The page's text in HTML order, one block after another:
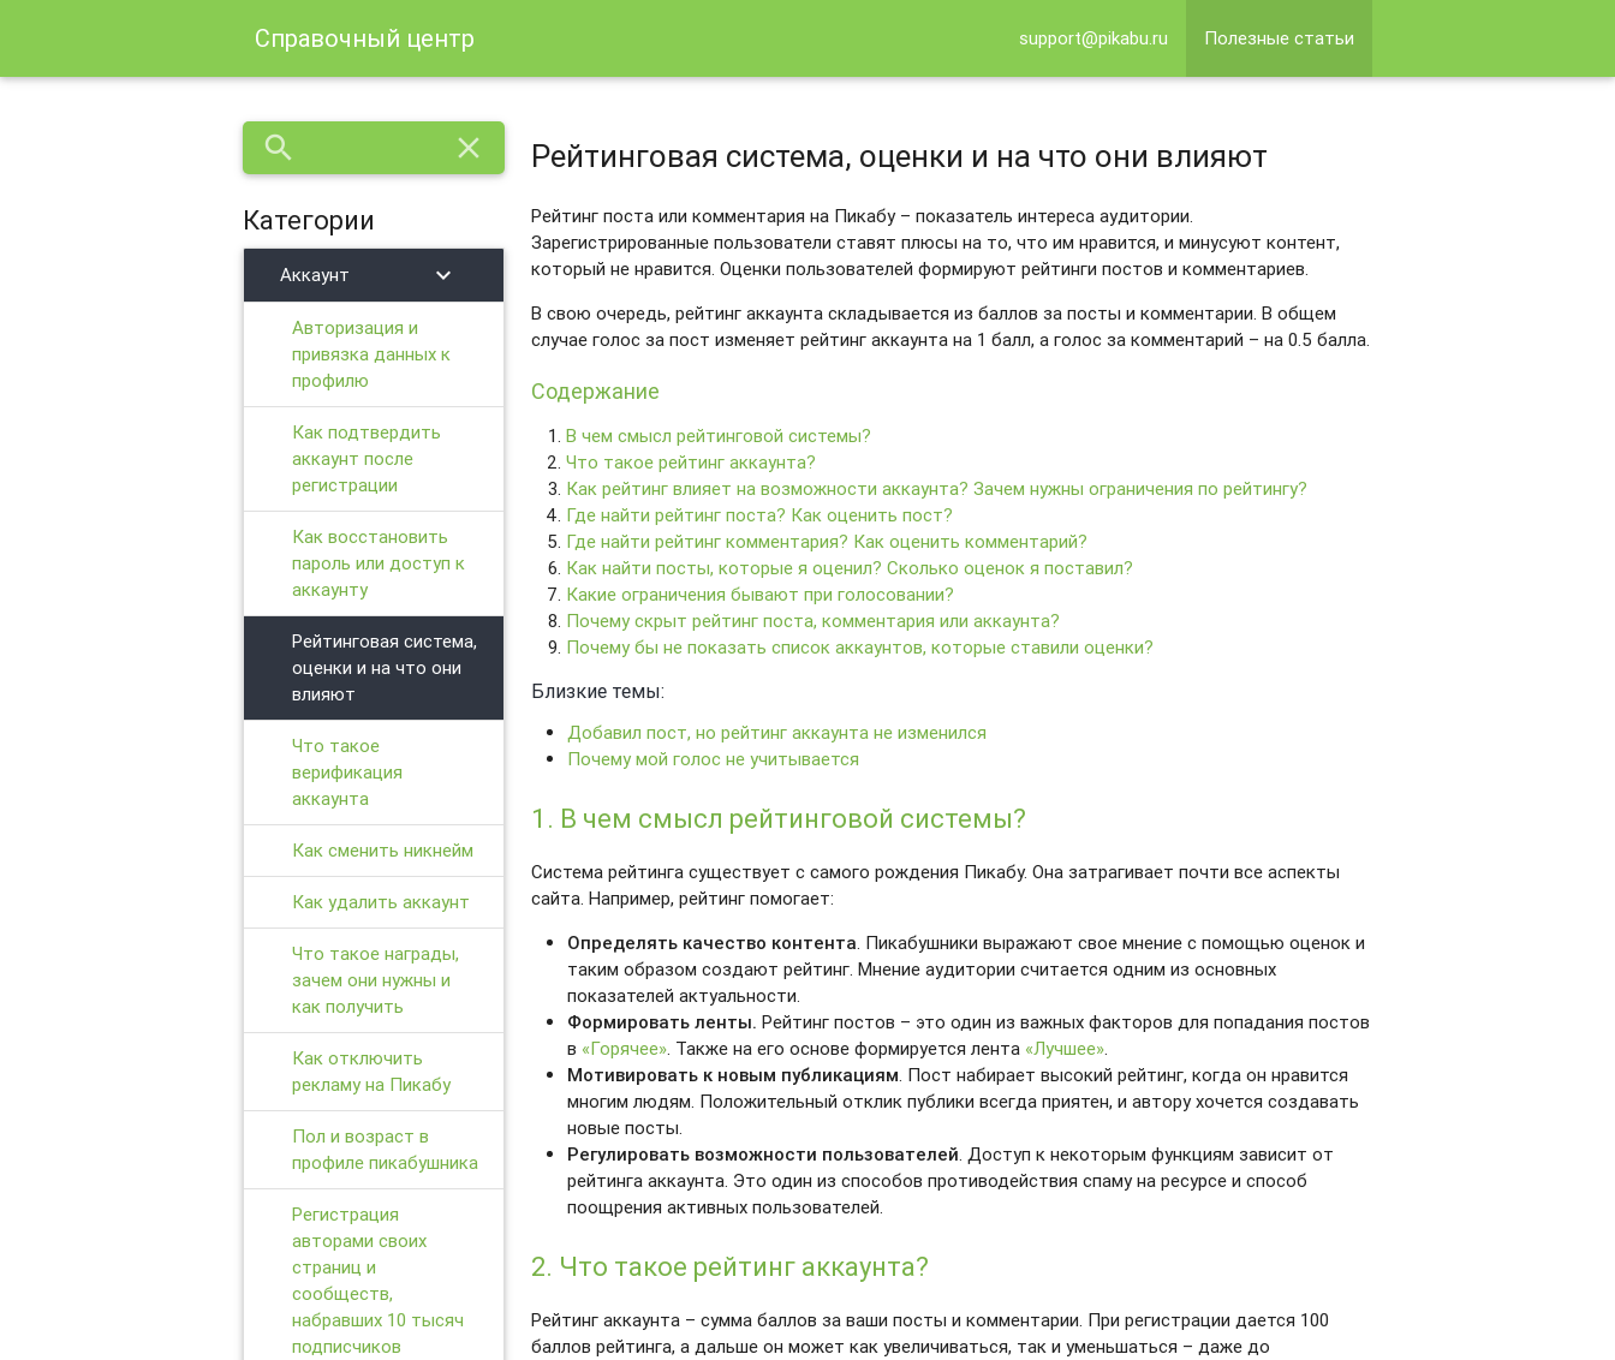
Справочный центр support@pikabu.ru Полезные статьи
search close
Категории
Аккаунт chevron_right
Авторизация и
привязка данных к
профилю
Как подтвердить
аккаунт после
регистрации
Как восстановить
пароль или доступ к
аккаунту
Рейтинговая система,
оценки и на что они
влияют
Что такое
верификация
аккаунта
Как сменить никнейм
Как удалить аккаунт
Что такое награды,
зачем они нужны и
как получить
Как отключить
рекламу на Пикабу
Пол и возраст в
профиле пикабушника
Регистрация
авторами своих
страниц и
сообществ,
набравших 10 тысяч
подписчиков
Рейтинговая система, оценки и на что они влияют
Рейтинг поста или комментария на Пикабу – показатель интереса аудитории.
Зарегистрированные пользователи ставят плюсы на то, что им нравится, и минусуют контент,
который не нравится. Оценки пользователей формируют рейтинги постов и комментариев.
В свою очередь, рейтинг аккаунта складывается из баллов за посты и комментарии. В общем
случае голос за пост изменяет рейтинг аккаунта на 1 балл, а голос за комментарий – на 0.5 балла.
Содержание
В чем смысл рейтинговой системы?
Что такое рейтинг аккаунта?
Как рейтинг влияет на возможности аккаунта? Зачем нужны ограничения по рейтингу?
Где найти рейтинг поста? Как оценить пост?
Где найти рейтинг комментария? Как оценить комментарий?
Как найти посты, которые я оценил? Сколько оценок я поставил?
Какие ограничения бывают при голосовании?
Почему скрыт рейтинг поста, комментария или аккаунта?
Почему бы не показать список аккаунтов, которые ставили оценки?
Близкие темы:
Добавил пост, но рейтинг аккаунта не изменился
Почему мой голос не учитывается
1. В чем смысл рейтинговой системы?
Система рейтинга существует с самого рождения Пикабу. Она затрагивает почти все аспекты
сайта. Например, рейтинг помогает:
Определять качество контента. Пикабушники выражают свое мнение с помощью оценок и
таким образом создают рейтинг. Мнение аудитории считается одним из основных
показателей актуальности.
Формировать ленты.Рейтинг постов – это один из важных факторов для попадания постов
в «Горячее». Также на его основе формируется лента «Лучшее».
Мотивировать к новым публикациям. Пост набирает высокий рейтинг, когда он нравится
многим людям. Положительный отклик публики всегда приятен, и автору хочется создавать
новые посты.
Регулировать возможности пользователей. Доступ к некоторым функциям зависит от
рейтинга аккаунта. Это один из способов противодействия спаму на ресурсе и способ
поощрения активных пользователей.
2. Что такое рейтинг аккаунта?
Рейтинг аккаунта – сумма баллов за ваши посты и комментарии. При регистрации дается 100
баллов рейтинга, а дальше он может как увеличиваться, так и уменьшаться – даже до